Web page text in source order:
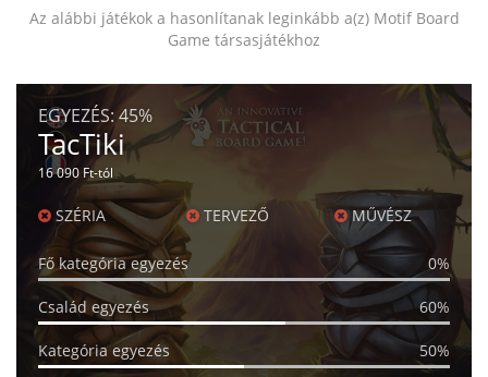
Az alábbi játékok a hasonlítanak leginkább a(z) Motif Board
Game társasjátékhoz
EGYEZÉS: 45%
TacTiki
16 090 Ft-tól
SZÉRIA TERVEZŐ MŰVÉSZ
Fő kategória egyezés 0%
Család egyezés 60%
Kategória egyezés 50%